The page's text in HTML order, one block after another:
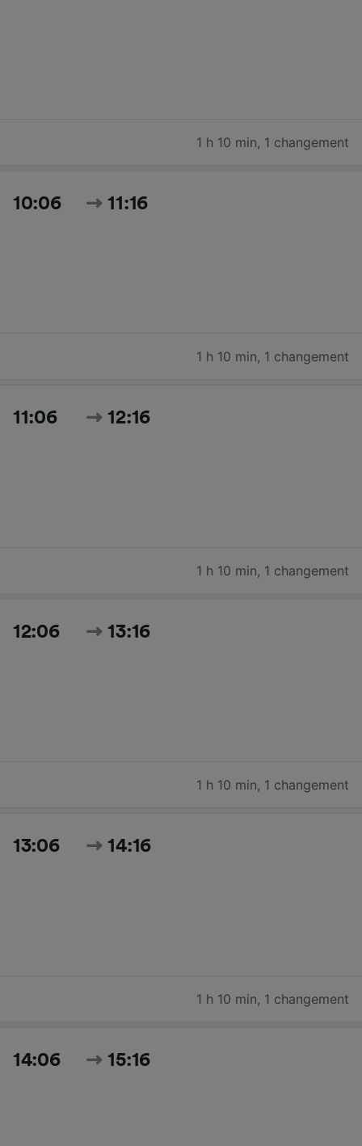
1 h 10 min, 1 changement
10:06 11:16
1 h 10 min, 1 changement
11:06 12:16
1 h 10 min, 1 changement
12:06 13:16
1 h 10 min, 1 changement
13:06 14:16
1 h 10 min, 1 changement
14:06 15:16